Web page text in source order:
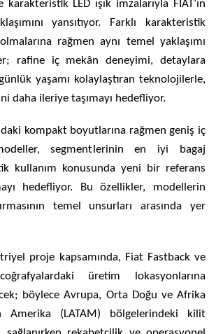
LED ışık imzalarıyla FIAT’ın
yansıtıyor. Farklı karakteristik
rağmen aynı temel yaklaşımı
rafine iç mekân deneyimi, detaylara
yaşamı kolaylaştıran teknolojilerle,
daha ileriye taşımayı hedefliyor.
kompakt boyutlarına rağmen geniş iç
segmentlerinin en iyi bagaj
kullanım konusunda yeni bir referans
hedefliyor. Bu özellikler, modellerin
temel unsurları arasında yer
proje kapsamında, Fiat Fastback ve
üretim lokasyonlarına
böylece Avrupa, Orta Doğu ve Afrika
Amerika (LATAM) bölgelerindeki kilit